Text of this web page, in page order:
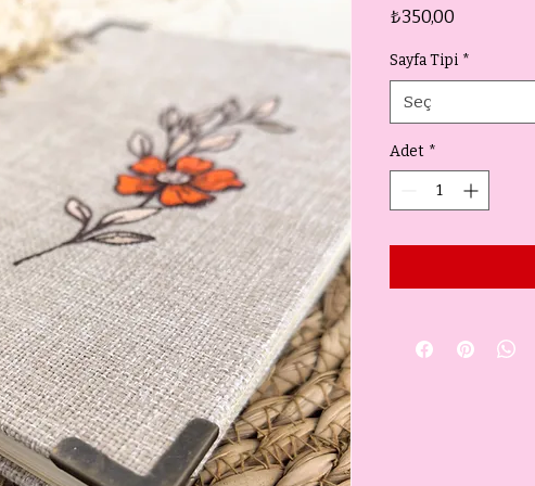
₺350,00
Sayfa Tipi *
Seç
Adet *